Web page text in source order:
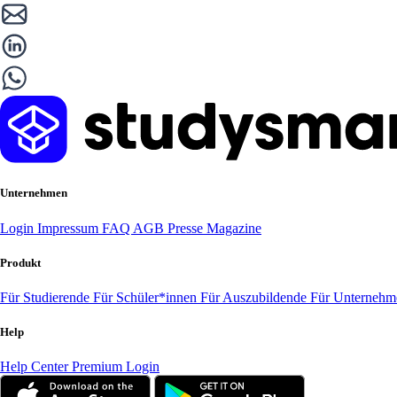
Unternehmen
Login Impressum FAQ AGB Presse Magazine
Produkt
Für Studierende Für Schüler*innen Für Auszubildende Für
Help
Help CenterPremium Login